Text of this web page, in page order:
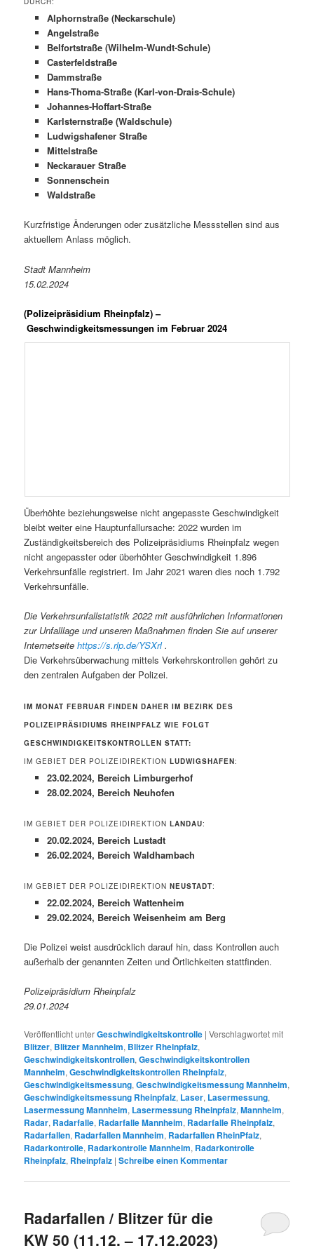
Alphornstraße (Neckarschule)
Angelstraße
Belfortstraße (Wilhelm-Wundt-Schule)
Casterfeldstraße
Dammstraße
Hans-Thoma-Straße (Karl-von-Drais-Schule)
Johannes-Hoffart-Straße
Karlsternstraße (Waldschule)
Ludwigshafener Straße
Mittelstraße
Neckarauer Straße
Sonnenschein
Waldstraße
Kurzfristige Änderungen oder zusätzliche Messstellen sind aus
aktuellem Anlass möglich.
Stadt Mannheim
15.02.2024
(Polizeipräsidium Rheinpfalz) –
Geschwindigkeitsmessungen im Februar 2024
Überhöhte beziehungsweise nicht angepasste Geschwindigkeit
bleibt weiter eine Hauptunfallursache: 2022 wurden im
Zuständigkeitsbereich des Polizeipräsidiums Rheinpfalz wegen
nicht angepasster oder überhöhter Geschwindigkeit 1.896
Verkehrsunfälle registriert. Im Jahr 2021 waren dies noch 1.792
Verkehrsunfälle.
Die Verkehrsunfallstatistik 2022 mit ausführlichen Informationen
zur Unfalllage und unseren Maßnahmen finden Sie auf unserer
Internetseitehttps://s.rlp.de/YSXrl.
Die Verkehrsüberwachung mittels Verkehrskontrollen gehört zu
den zentralen Aufgaben der Polizei.
IM MONAT FEBRUAR FINDEN DAHER IM BEZIRK DES
POLIZEIPRÄSIDIUMS RHEINPFALZ WIE FOLGT
GESCHWINDIGKEITSKONTROLLEN STATT:
IM GEBIET DER POLIZEIDIREKTIONLUDWIGSHAFEN:
23.02.2024, Bereich Limburgerhof
28.02.2024, Bereich Neuhofen
IM GEBIET DER POLIZEIDIREKTIONLANDAU:
20.02.2024, Bereich Lustadt
26.02.2024, Bereich Waldhambach
IM GEBIET DER POLIZEIDIREKTIONNEUSTADT:
22.02.2024, Bereich Wattenheim
29.02.2024, Bereich Weisenheim am Berg
Die Polizei weist ausdrücklich darauf hin, dass Kontrollen auch
außerhalb der genannten Zeiten und Örtlichkeiten stattfinden.
Polizeipräsidium Rheinpfalz
29.01.2024
Veröffentlicht unterGeschwindigkeitskontrolle |Verschlagwortet mit
Blitzer, Blitzer Mannheim, Blitzer Rheinpfalz,
Geschwindigkeitskontrollen,Geschwindigkeitskontrollen
Mannheim,Geschwindigkeitskontrollen Rheinpfalz,
Geschwindigkeitsmessung,Geschwindigkeitsmessung Mannheim,
Geschwindigkeitsmessung Rheinpfalz, Laser, Lasermessung,
Lasermessung Mannheim, Lasermessung Rheinpfalz,Mannheim,
Radar, Radarfalle, Radarfalle Mannheim, Radarfalle Rheinpfalz,
Radarfallen, Radarfallen Mannheim, Radarfallen RheinPfalz,
Radarkontrolle, Radarkontrolle Mannheim, Radarkontrolle
Rheinpfalz, Rheinpfalz |Schreibe einen Kommentar
Radarfallen / Blitzer für die
KW 50 (11.12. – 17.12.2023)